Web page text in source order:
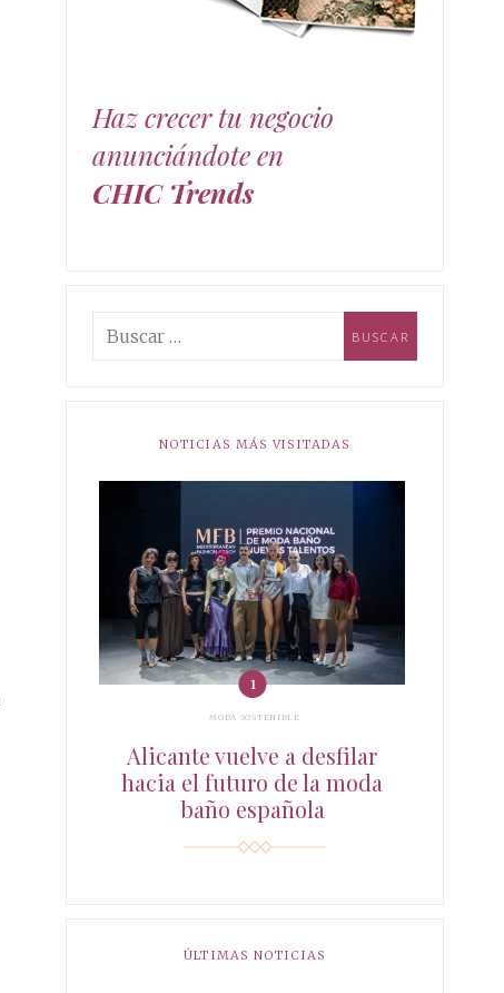
Haz crecer tu negocio
anunciándote en
CHIC Trends
NOTICIAS MÁS VISITADAS
MODA SOSTENIBLE
Alicante vuelve a desfilar
hacia el futuro de la moda
baño española
ÚLTIMAS NOTICIAS